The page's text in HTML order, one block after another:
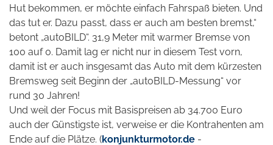
Hut bekommen, er möchte einfach Fahrspaß bieten. Und
das tut er. Dazu passt, dass er auch am besten bremst,“
betont „autoBILD“. 31,9 Meter mit warmer Bremse von
100 auf 0. Damit lag er nicht nur in diesem Test vorn,
damit ist er auch insgesamt das Auto mit dem kürzesten
Bremsweg seit Beginn der „autoBILD-Messung“ vor
rund 30 Jahren!
Und weil der Focus mit Basispreisen ab 34.700 Euro
auch der Günstigste ist, verweise er die Kontrahenten am
Ende auf die Plätze. (konjunkturmotor.de -